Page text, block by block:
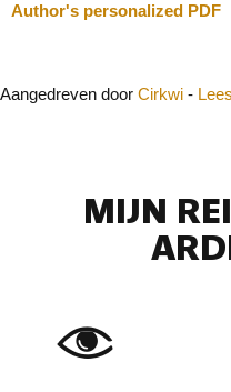
Author's personalized PDF
Aangedreven door Cirkwi -
MIJN